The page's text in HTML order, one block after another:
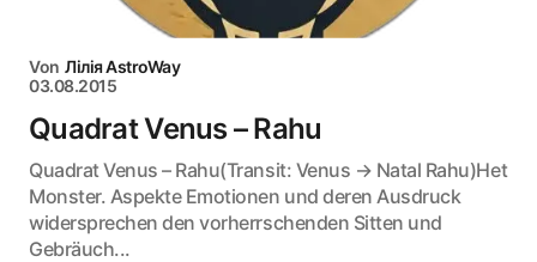
Von Лілія AstroWay
03.08.2015
Quadrat Venus – Rahu
Quadrat Venus – Rahu(Transit: Venus → Natal Rahu)Het
Monster. Aspekte Emotionen und deren Ausdruck
widersprechen den vorherrschenden Sitten und
Gebräuch...